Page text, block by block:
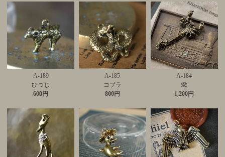
A-189
ひつじ
600円
A-185
コブラ
800円
A-184
蠍
1,200円